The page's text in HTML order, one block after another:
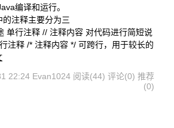
编译和运行。
注释主要分为三
单行注释 // 注释内容 对代码进行简短说
注释 /* 注释内容 */ 可跨行，用于较长的
22:24 Evan1024 阅读(44) 评论(0) 推荐
(0)